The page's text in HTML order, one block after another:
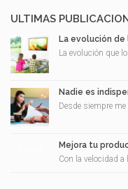
ULTIMAS
La evolución de
La evolución que
Nadie es
Desde siempre
Mejora tu
Con la velocidad a